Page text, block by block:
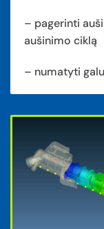
– pagerinti
aušinimo ciklą
– numatyti